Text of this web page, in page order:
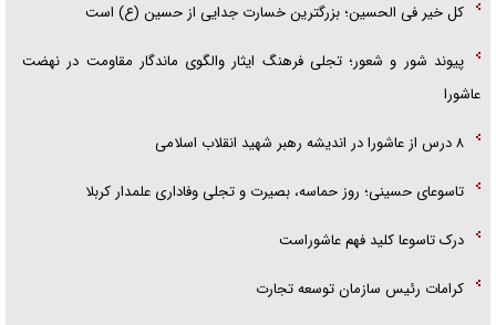
کل خیر فی الحسین؛ بزرگترین خسارت جدایی از حسین (ع) است
پیوند شور و شعور؛ تجلی فرهنگ ایثار والگوی ماندگار مقاومت در نهضت
عاشورا
۸ درس از عاشورا در اندیشه رهبر شهید انقلاب اسلامی
تاسوعای حسینی؛ روز حماسه، بصیرت و تجلی وفاداری علمدار کربلا
درک تاسوعا کلید فهم عاشوراست
کرامات رئیس سازمان توسعه تجارت